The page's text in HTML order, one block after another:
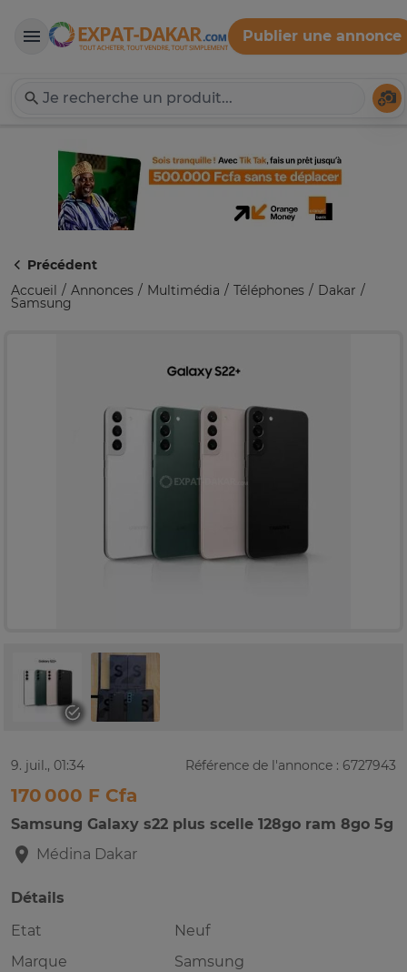
Expat-Dakar
Publier une annonce
Précédent
Accueil
Annonces Multimédia Téléphones Dakar
Samsung
9. juil., 01:34 Référence de l'annonce : 6727943
170 000 F Cfa
Samsung Galaxy s22 plus scelle 128go ram 8go 5g
Médina Dakar
Détails
Etat
Neuf
Marque
Samsung